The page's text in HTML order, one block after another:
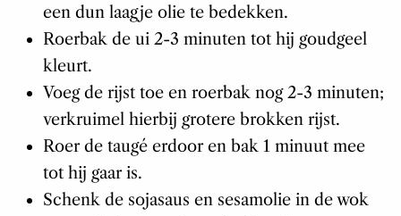
een dun laagje olie te bedekken.
Roerbak de ui 2-3 minuten tot hij goudgeel
kleurt.
Voeg de rijst toe en roerbak nog 2-3 minuten;
verkruimel hierbij grotere brokken rijst.
Roer de taugé erdoor en bak 1 minuut mee
tot hij gaar is.
Schenk de sojasaus en sesamolie in de wok